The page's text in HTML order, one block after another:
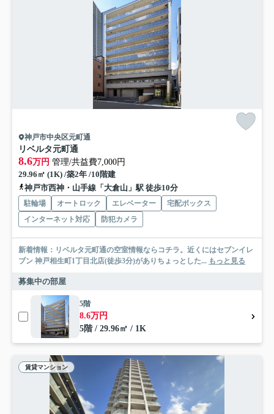
神戸市中央区元町通
リベルタ元町通
8.6万円 管理/共益費7,000円
29.96㎡ (1K) /築2年 /10階建
神戸市西神・山手線「大倉山」駅 徒歩10分
駐輪場 オートロック エレベーター
宅配ボックス
インターネット対応
防犯カメラ
新着情報：リベルタ元町通の空室情報ならコチラ。近くにはセブンイレ
ブン 神戸相生町1丁目北店(徒歩3分)がありちょっとした... もっと見る
募集中の部屋
5階
8.6万円
5階 / 29.96㎡ / 1K
賃貸マンション